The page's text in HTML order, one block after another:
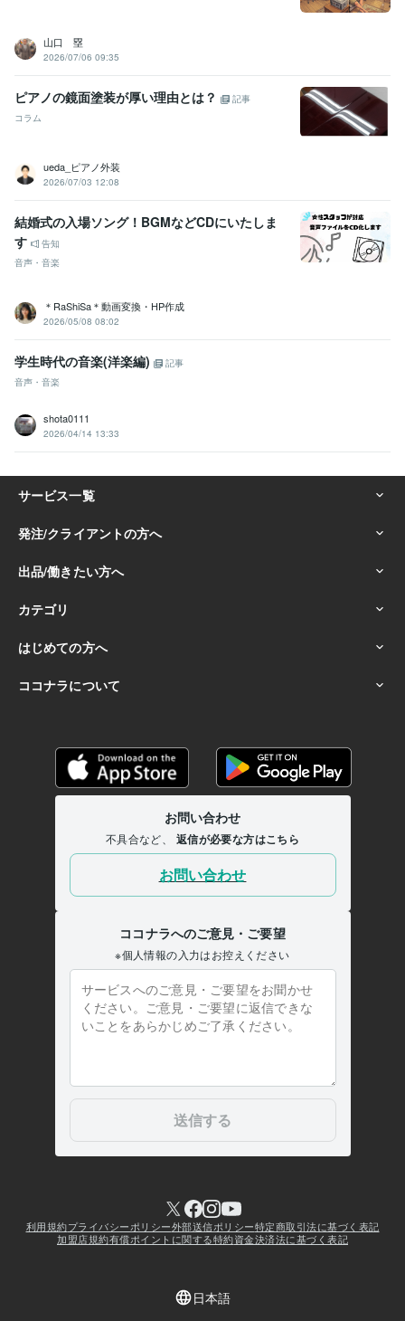
山口 塁
2026/07/06 09:35
ピアノの鏡面塗装が厚い理由とは？
記事
コラム
ueda_ピアノ外装
2026/07/03 12:08
結婚式の入場ソング！BGMなどCDにいたしま
す
告知
音声・音楽
＊RaShiSa＊動画変換・HP作成
2026/05/08 08:02
学生時代の音楽(洋楽編)
記事
音声・音楽
shota0111
2026/04/14 13:33